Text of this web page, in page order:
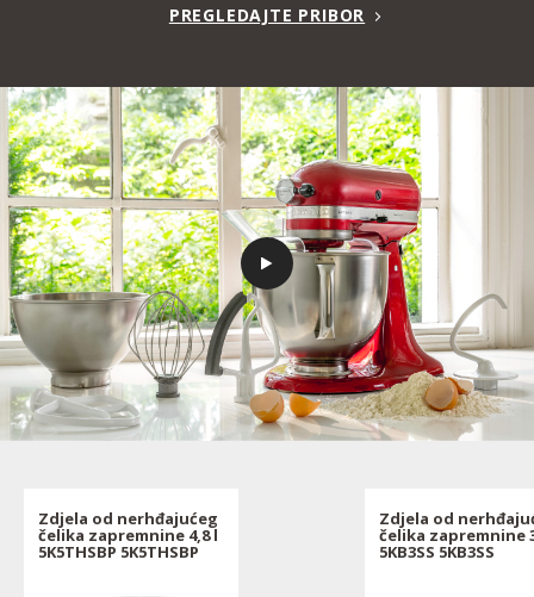
PREGLEDAJTE PRIBOR
Zdjela od nerhđajućeg
čelika zapremnine 4,8 l
5K5THSBP 5K5THSBP
Zdjela od
čelika zapremnine
5KB3SS 5KB3SS